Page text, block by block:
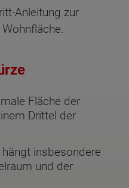
Anleitung zur
Fläche der
Drittel der
insbesondere
und der